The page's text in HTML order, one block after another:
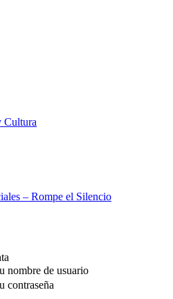
Cultura
– Rompe el Silencio
nombre de usuario
contraseña